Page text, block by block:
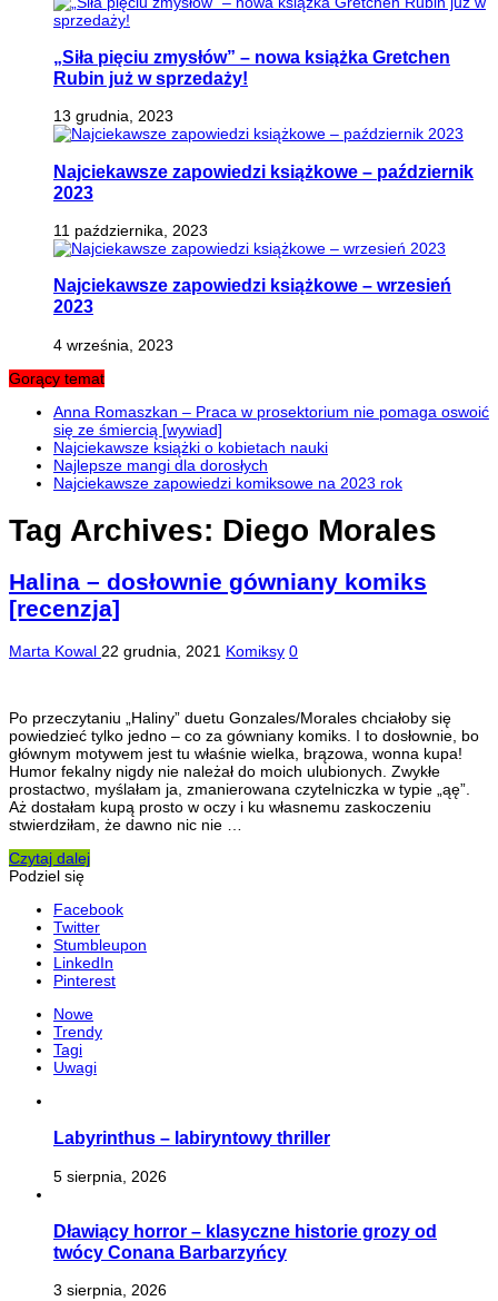
„Siła pięciu zmysłów” – nowa książka Gretchen
Rubin już w sprzedaży!
13 grudnia, 2023
Najciekawsze zapowiedzi książkowe – październik
2023
11 października, 2023
Najciekawsze zapowiedzi książkowe – wrzesień
2023
4 września, 2023
Gorący temat
Anna Romaszkan – Praca w prosektorium nie pomaga oswoić
się ze śmiercią [wywiad]
Najciekawsze książki o kobietach nauki
Najlepsze mangi dla dorosłych
Najciekawsze zapowiedzi komiksowe na 2023 rok
Tag Archives: Diego Morales
Halina – dosłownie gówniany komiks
[recenzja]
Marta Kowal 22 grudnia, 2021 Komiksy 0
Po przeczytaniu „Haliny” duetu Gonzales/Morales chciałoby się
powiedzieć tylko jedno – co za gówniany komiks. I to dosłownie, bo
głównym motywem jest tu właśnie wielka, brązowa, wonna kupa!
Humor fekalny nigdy nie należał do moich ulubionych. Zwykłe
prostactwo, myślałam ja, zmanierowana czytelniczka w typie „ąę”.
Aż dostałam kupą prosto w oczy i ku własnemu zaskoczeniu
stwierdziłam, że dawno nic nie …
Czytaj dalej
Podziel się
Facebook
Twitter
Stumbleupon
LinkedIn
Pinterest
Nowe
Trendy
Tagi
Uwagi
Labyrinthus – labiryntowy thriller
5 sierpnia, 2026
Dławiący horror – klasyczne historie grozy od
twócy Conana Barbarzyńcy
3 sierpnia, 2026